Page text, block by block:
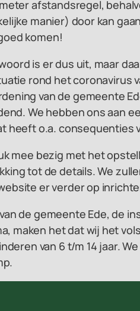
meter afstandsregel,
manier) door kan
komen!
is er dus uit, maar
rond het coronavirus
van de gemeente
We hebben ons aan
heeft o.a. consequenties
mee bezig met het
tot de details. We
er verder op
de gemeente Ede, de
maken het dat wij het
van 6 t/m 14 jaar.